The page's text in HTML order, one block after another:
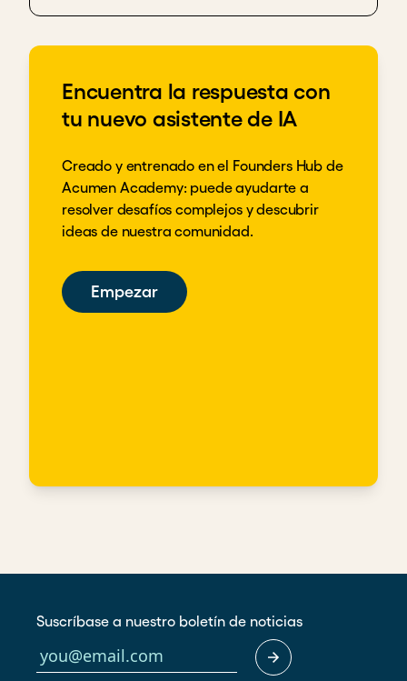
Encuentra la respuesta con
tu nuevo asistente de IA
Creado y entrenado en el Founders Hub de
Acumen Academy: puede ayudarte a
resolver desafíos complejos y descubrir
ideas de nuestra comunidad.
Empezar
Suscríbase a nuestro boletín de noticias